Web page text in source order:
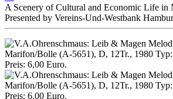
A Scenery of Cultural and Economic Life in
Presented by Vereins-Und-Westbank